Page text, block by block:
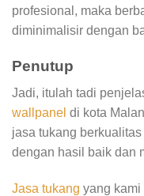
profesional, maka
diminimalisir dengan
Penutup
Jadi, itulah tadi
wallpanel di kota
jasa tukang
dengan hasil baik dan
Jasa tukang yang kami